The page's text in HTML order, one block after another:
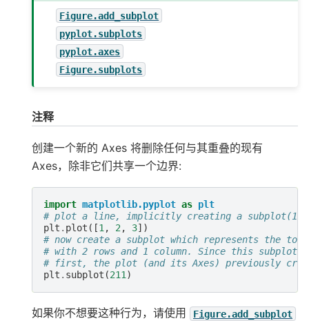
Figure.add_subplot
pyplot.subplots
pyplot.axes
Figure.subplots
注释
创建一个新的 Axes 将删除任何与其重叠的现有
Axes，除非它们共享一个边界:
import matplotlib.pyplot as plt
# plot a line, implicitly creating a
plt . plot ([1, 2, 3])
# now create a subplot which represents the
# with 2 rows and 1 column. Since this subplot
# first, the plot (and its Axes) previously
plt . subplot (211)
如果你不想要这种行为，请使用 Figure.add_subplot